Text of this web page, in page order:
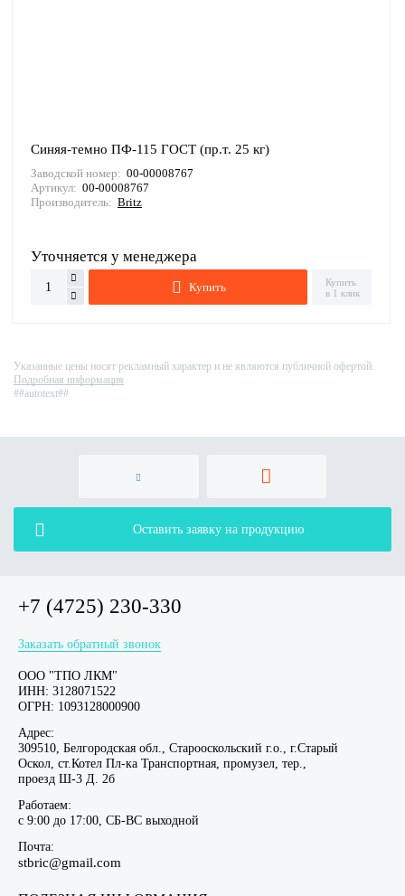
Синяя-темно ПФ-115 ГОСТ (пр.т. 25 кг)
Заводской номер: 00-00008767
Артикул: 00-00008767
Производитель: Britz
Уточняется у менеджера
Купить
Купить
в 1 клик
Указанные цены носят рекламный характер и не являются публичной офертой.
Подробная информация
##autotext##
Оставить заявку на продукцию
+7 (4725) 230-330
Заказать обратный звонок
ООО "ТПО ЛКМ"
ИНН: 3128071522
ОГРН: 1093128000900
Адрес:
309510, Белгородская обл., Старооскольский г.о., г.Старый
Оскол, ст.Котел Пл-ка Транспортная, промузел, тер.,
проезд Ш-3 Д. 2б
Работаем:
c 9:00 до 17:00, СБ-ВС выходной
Почта:
stbric@gmail.com